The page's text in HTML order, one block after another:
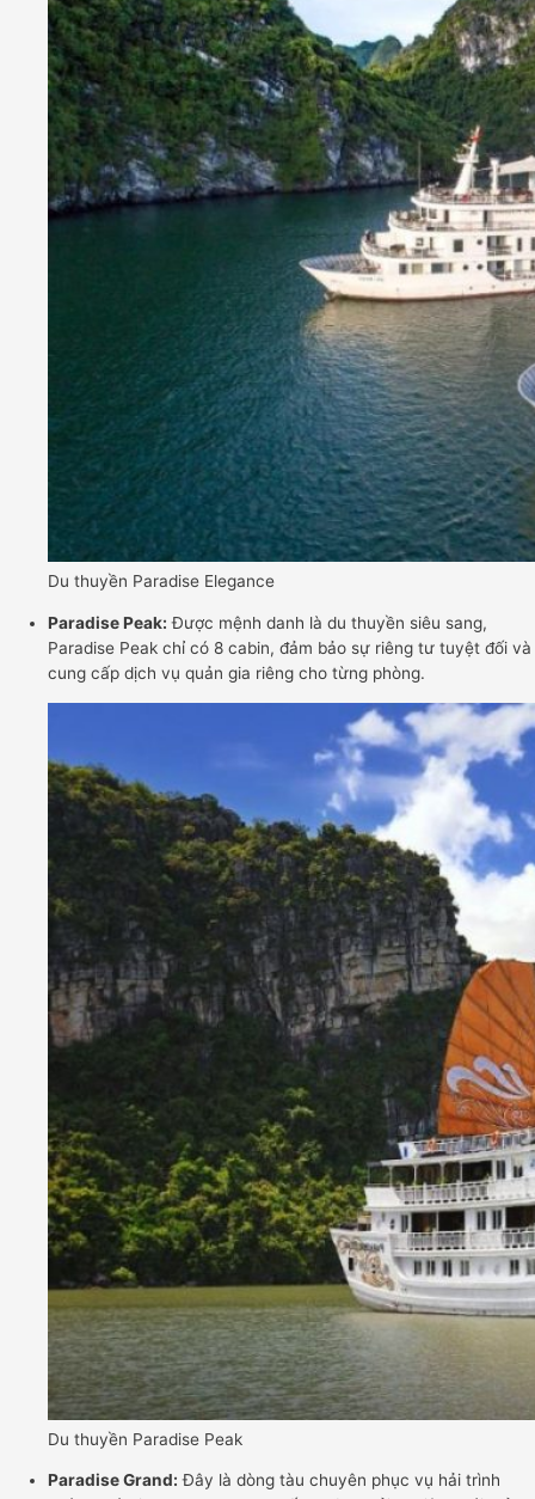
Du thuyền Paradise Elegance
Paradise Peak: Được mệnh danh là du thuyền siêu sang,
Paradise Peak chỉ có 8 cabin, đảm bảo sự riêng tư tuyệt đối và
cung cấp dịch vụ quản gia riêng cho từng phòng.
Du thuyền Paradise Peak
Paradise Grand: Đây là dòng tàu chuyên phục vụ hải trình